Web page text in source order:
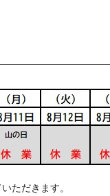
ただきます。